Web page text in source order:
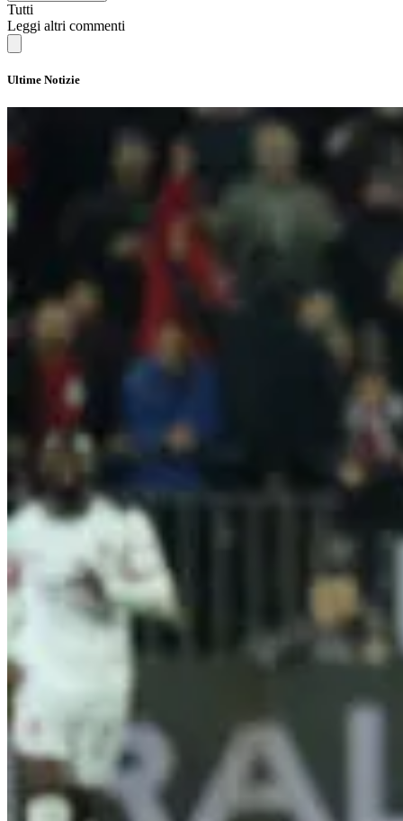
Tutti
Leggi altri commenti
Ultime Notizie